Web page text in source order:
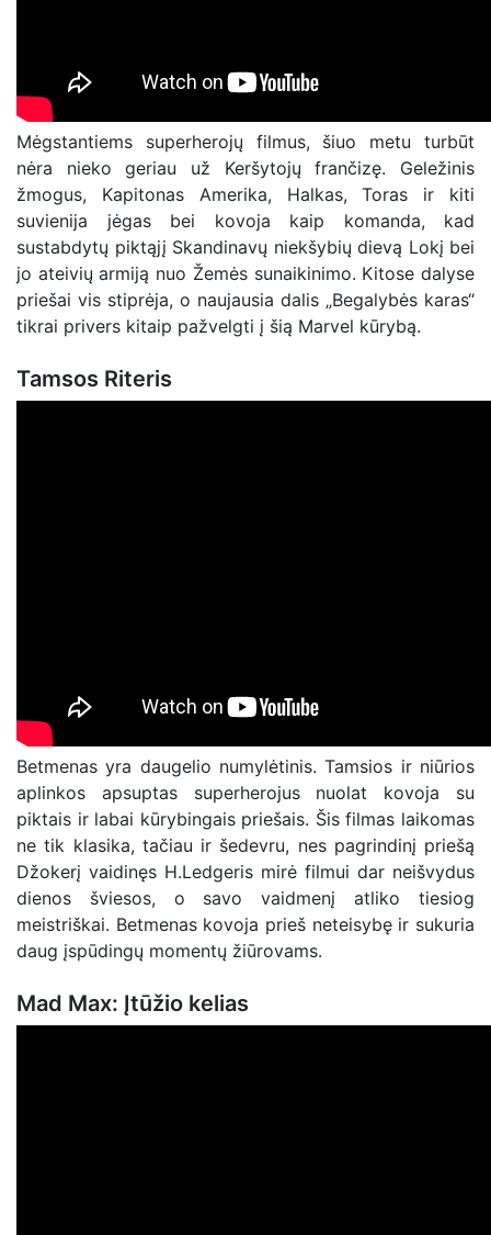
Mėgstantiems superherojų filmus, šiuo metu turbūt
nėra nieko geriau už Keršytojų frančizę. Geležinis
žmogus, Kapitonas Amerika, Halkas, Toras ir kiti
suvienija jėgas bei kovoja kaip komanda, kad
sustabdytų piktąjį Skandinavų niekšybių dievą Lokį bei
jo ateivių armiją nuo Žemės sunaikinimo. Kitose dalyse
priešai vis stiprėja, o naujausia dalis „Begalybės karas“
tikrai privers kitaip pažvelgti į šią Marvel kūrybą.
Tamsos Riteris
Betmenas yra daugelio numylėtinis. Tamsios ir niūrios
aplinkos apsuptas superherojus nuolat kovoja su
piktais ir labai kūrybingais priešais. Šis filmas laikomas
ne tik klasika, tačiau ir šedevru, nes pagrindinį priešą
Džokerį vaidinęs H.Ledgeris mirė filmui dar neišvydus
dienos šviesos, o savo vaidmenį atliko tiesiog
meistriškai. Betmenas kovoja prieš neteisybę ir sukuria
daug įspūdingų momentų žiūrovams.
Mad Max: Įtūžio kelias